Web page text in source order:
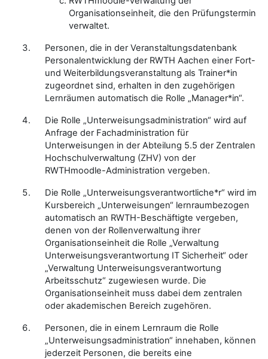
Organisationseinheit, die den Prüfungstermin
verwaltet.
Personen, die in der Veranstaltungsdatenbank
Personalentwicklung der RWTH Aachen einer Fort-
und Weiterbildungsveranstaltung als Trainer*in
zugeordnet sind, erhalten in den zugehörigen
Lernräumen automatisch die Rolle „Manager*in“.
Die Rolle „Unterweisungsadministration“ wird auf
Anfrage der Fachadministration für
Unterweisungen in der Abteilung 5.5 der Zentralen
Hochschulverwaltung (ZHV) von der
RWTHmoodle-Administration vergeben.
Die Rolle „Unterweisungsverantwortliche*r“ wird im
Kursbereich „Unterweisungen“ lernraumbezogen
automatisch an RWTH-Beschäftigte vergeben,
denen von der Rollenverwaltung ihrer
Organisationseinheit die Rolle „Verwaltung
Unterweisungsverantwortung IT Sicherheit“ oder
„Verwaltung Unterweisungsverantwortung
Arbeitsschutz“ zugewiesen wurde. Die
Organisationseinheit muss dabei dem zentralen
oder akademischen Bereich zugehören.
Personen, die in einem Lernraum die Rolle
„Unterweisungsadministration“ innehaben, können
jederzeit Personen, die bereits eine